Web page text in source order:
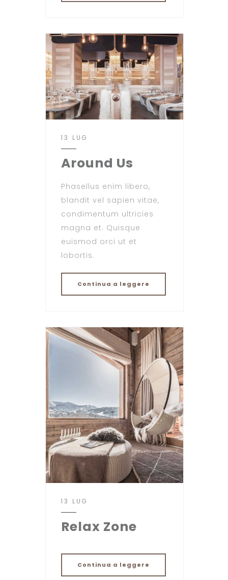
13 LUG
Around Us
Phasellus enim libero,
blandit vel sapien vitae,
condimentum ultricies
magna et. Quisque
euismod orci ut et
lobortis.
Continua a leggere
13 LUG
Relax Zone
Continua a leggere